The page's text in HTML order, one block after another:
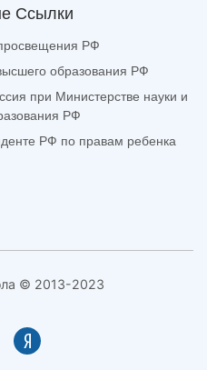
Ссылки
РФ
образования РФ
при Министерстве науки и
РФ
РФ по правам ребенка
© 2013-2023